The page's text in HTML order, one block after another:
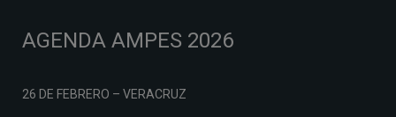
AGENDA AMPES 2026
26 DE FEBRERO – VERACRUZ